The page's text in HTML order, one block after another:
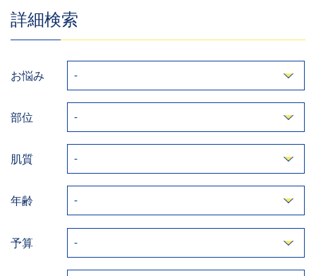
詳細検索
お悩み
部位
肌質
年齢
予算